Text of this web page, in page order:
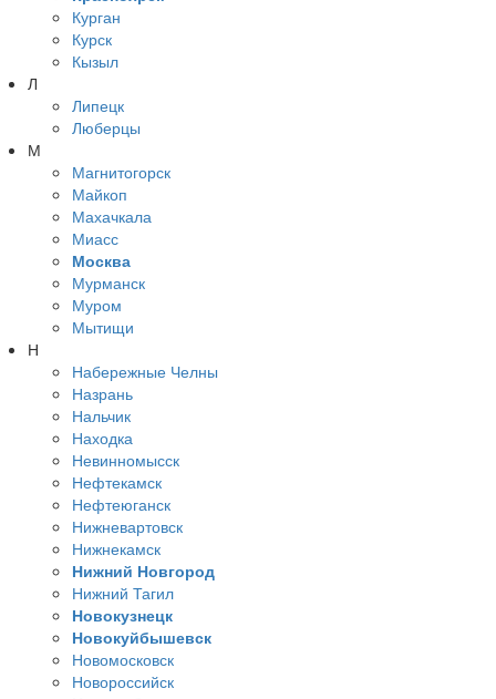
Курган
Курск
Кызыл
Л
Липецк
Люберцы
М
Магнитогорск
Майкоп
Махачкала
Миасс
Москва
Мурманск
Муром
Мытищи
Н
Набережные Челны
Назрань
Нальчик
Находка
Невинномысск
Нефтекамск
Нефтеюганск
Нижневартовск
Нижнекамск
Нижний Новгород
Нижний Тагил
Новокузнецк
Новокуйбышевск
Новомосковск
Новороссийск